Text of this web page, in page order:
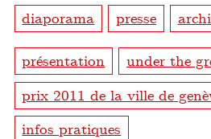
diaporama presse
présentation
under the
prix 2011 de la ville de
infos pratiques